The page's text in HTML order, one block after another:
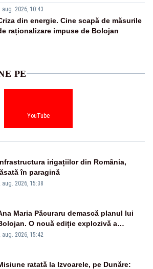
aug. 2026, 10:43
din energie. Cine scapă de măsurile
raționalizare impuse de Bolojan
PE
YouTube
irigațiilor din România,
în paragină
aug. 2026, 15:38
Maria Păcuraru demască planul lui
O nouă ediție explozivă a
„Miza Zilei” la Realitatea PLUS
aug. 2026, 15:42
ratată la Izvoarele, pe Dunăre: